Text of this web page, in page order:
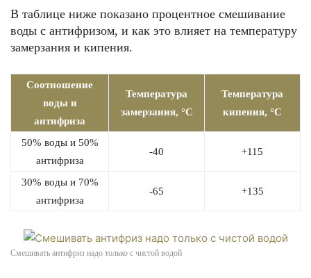
В таблице ниже показано процентное смешивание
воды с антифризом, и как это влияет на температуру
замерзания и кипения.
Соотношение
воды и
антифриза
Температура
замерзания, °С
Температура
кипения, °С
50% воды и 50%
антифриза
-40 +115
30% воды и 70%
антифриза
-65 +135
Смешивать антифриз надо только с чистой водой